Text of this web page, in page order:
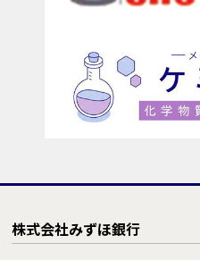
株式会社みずほ銀行